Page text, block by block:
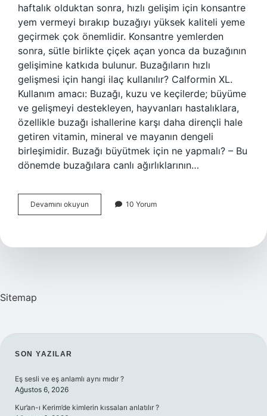
haftalık olduktan sonra, hızlı gelişim için konsantre
yem vermeyi bırakıp buzağıyı yüksek kaliteli yeme
geçirmek çok önemlidir. Konsantre yemlerden
sonra, sütle birlikte çiçek açan yonca da buzağının
gelişimine katkıda bulunur. Buzağıların hızlı
gelişmesi için hangi ilaç kullanılır? Calformin XL.
Kullanım amacı: Buzağı, kuzu ve keçilerde; büyüme
ve gelişmeyi destekleyen, hayvanları hastalıklara,
özellikle buzağı ishallerine karşı daha dirençli hale
getiren vitamin, mineral ve mayanın dengeli
birleşimidir. Buzağı büyütmek için ne yapmalı? – Bu
dönemde buzağılara canlı ağırlıklarının…
Devamını okuyun Buzağılara
Hangi
Gelir
10 Yorum
Sitemap
SIDEBAR
SON YAZILAR
Eş sesli ve eş anlamlı aynı mıdır ?
Ağustos 6, 2026
Kur’an-ı Kerim’de kimlerin kıssaları anlatılır ?